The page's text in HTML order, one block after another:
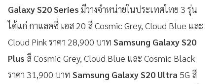
Galaxy S20 Series มีวางจำหน่ายในประเทศไทย 3 รุ่น
ได้แก่ กาแลคซี่ เอส 20 สี Cosmic Grey, Cloud Blue และ
Cloud Pink ราคา 28,900 บาท Samsung Galaxy S20
Plus สี Cosmic Grey, Cloud Blue และ Cosmic Black
ราคา 31,900 บาท Samsung Galaxy S20 Ultra 5G สี